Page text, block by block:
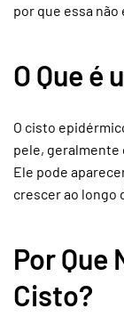
por que essa não
O Que é
O cisto
pele, geralmente
Ele pode
crescer ao longo
Por Que
Cisto?